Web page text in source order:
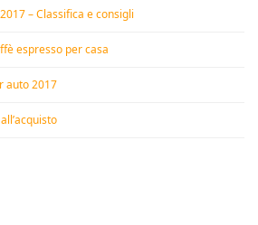
– Classifica e consigli
espresso per casa
auto 2017